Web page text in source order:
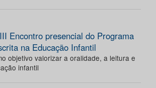
Encontro presencial do Programa
na Educação Infantil
objetivo valorizar a oralidade, a leitura e
infantil